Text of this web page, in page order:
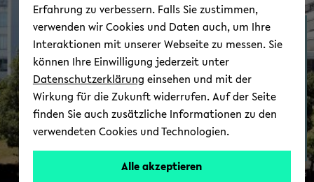
Dr. Al­fred Free­born
© Uni­ver­si­tät Bie­le­feld
Erfahrung zu verbessern. Falls Sie zustimmen,
verwenden wir Cookies und Daten auch, um Ihre
Interaktionen mit unserer Webseite zu messen. Sie
können Ihre Einwilligung jederzeit unter
Datenschutzerklärung einsehen und mit der
Wirkung für die Zukunft widerrufen. Auf der Seite
finden Sie auch zusätzliche Informationen zu den
verwendeten Cookies und Technologien.
Alle akzeptieren